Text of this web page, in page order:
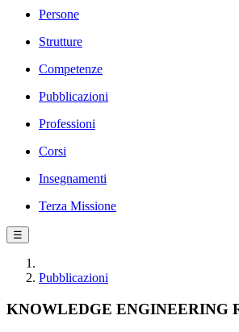
Persone
Strutture
Competenze
Pubblicazioni
Professioni
Corsi
Insegnamenti
Terza Missione
☰
Pubblicazioni
KNOWLEDGE ENGINEERING